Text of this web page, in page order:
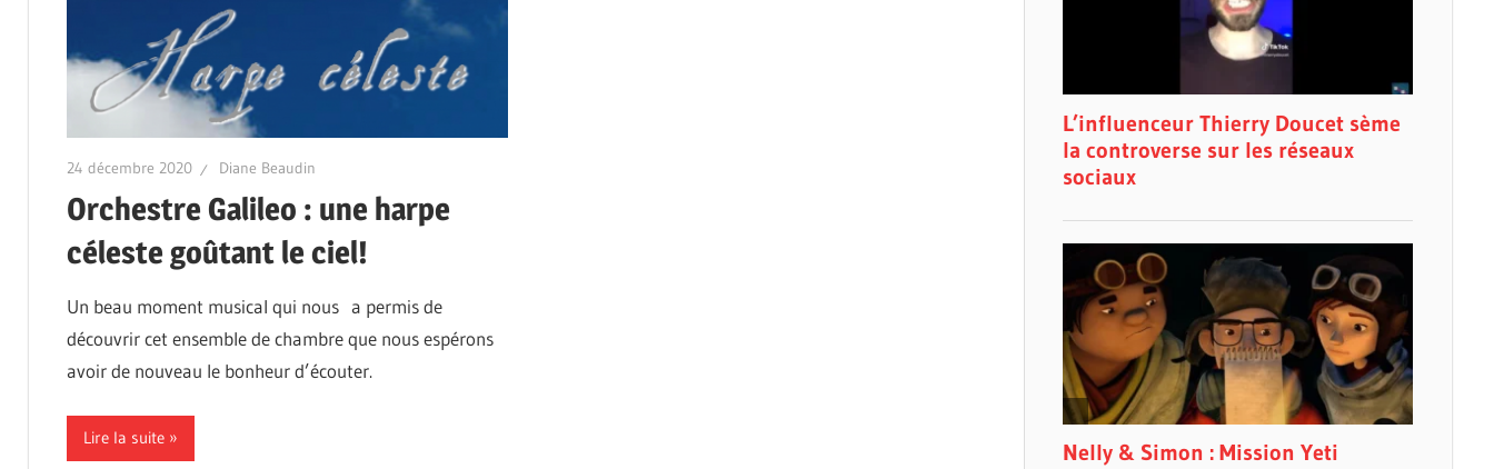
24 décembre 2020 Diane Beaudin
Orchestre Galileo : une harpe
céleste goûtant le ciel!
Un beau moment musical qui nous a permis de
découvrir cet ensemble de chambre que nous espérons
avoir de nouveau le bonheur d’écouter.
Lire la suite